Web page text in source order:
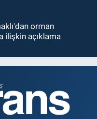
orman
ilişkin açıklama